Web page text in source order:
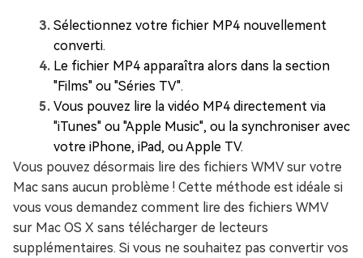
Sélectionnez votre fichier MP4 nouvellement
converti.
Le fichier MP4 apparaîtra alors dans la section
"Films" ou "Séries TV".
Vous pouvez lire la vidéo MP4 directement via
"iTunes" ou "Apple Music", ou la synchroniser avec
votre iPhone, iPad, ou Apple TV.
Vous pouvez désormais lire des fichiers WMV sur votre
Mac sans aucun problème ! Cette méthode est idéale si
vous vous demandez comment lire des fichiers WMV
sur Mac OS X sans télécharger de lecteurs
supplémentaires. Si vous ne souhaitez pas convertir vos